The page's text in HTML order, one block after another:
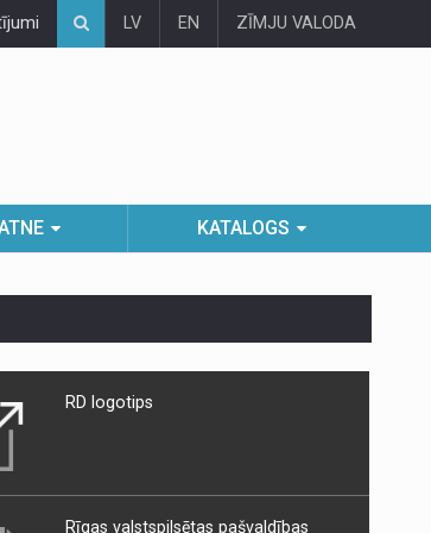
LV EN ZĪMJU VALODA
KATALOGS
RD logotips
Rīgas valstspilsētas pašvaldības